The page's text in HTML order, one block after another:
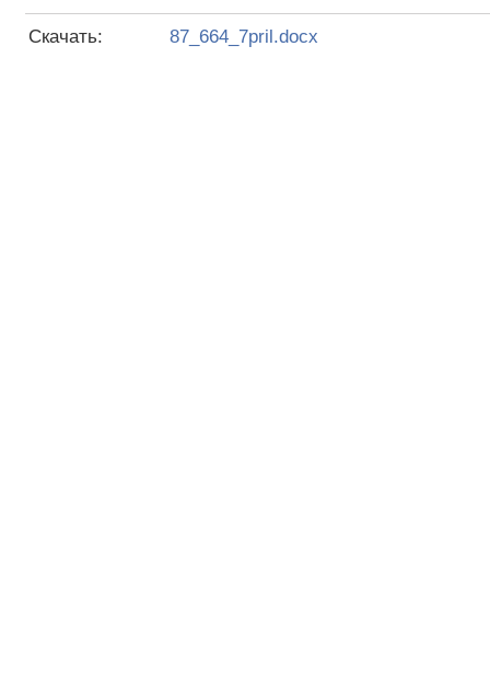
Скачать: 87_664_7pril.docx